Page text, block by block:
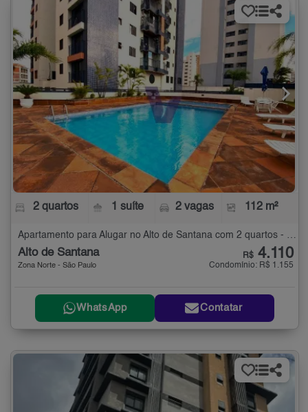
2 quartos 1 suíte 2 vagas 112 m²
Alto de Santana
Zona Norte - São Paulo
R$ 4.110
Condomínio: R$ 1.155
WhatsApp Contatar